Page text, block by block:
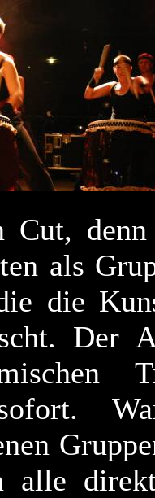
Cut,
als
die
Der
alle